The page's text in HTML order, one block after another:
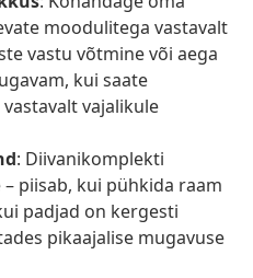
moodulitega vastavalt
vastu võtmine või aega
kui saate
vajalikule
: Diivanikomplekti
piisab, kui pühkida raam
padjad on kergesti
pikaajalise mugavuse